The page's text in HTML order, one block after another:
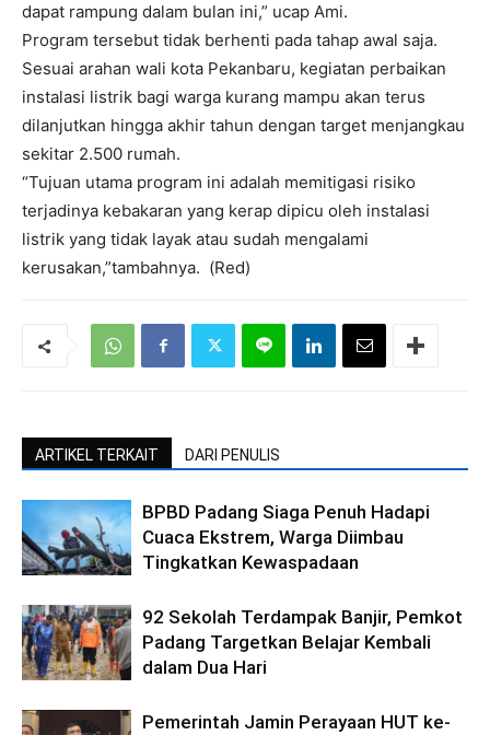
dapat rampung dalam bulan ini,” ucap Ami.
Program tersebut tidak berhenti pada tahap awal saja.
Sesuai arahan wali kota Pekanbaru, kegiatan perbaikan
instalasi listrik bagi warga kurang mampu akan terus
dilanjutkan hingga akhir tahun dengan target menjangkau
sekitar 2.500 rumah.
“Tujuan utama program ini adalah memitigasi risiko
terjadinya kebakaran yang kerap dipicu oleh instalasi
listrik yang tidak layak atau sudah mengalami
kerusakan,”tambahnya. (Red)
ARTIKEL TERKAIT DARI PENULIS
BPBD Padang Siaga Penuh Hadapi
Cuaca Ekstrem, Warga Diimbau
Tingkatkan Kewaspadaan
92 Sekolah Terdampak Banjir, Pemkot
Padang Targetkan Belajar Kembali
dalam Dua Hari
Pemerintah Jamin Perayaan HUT ke-